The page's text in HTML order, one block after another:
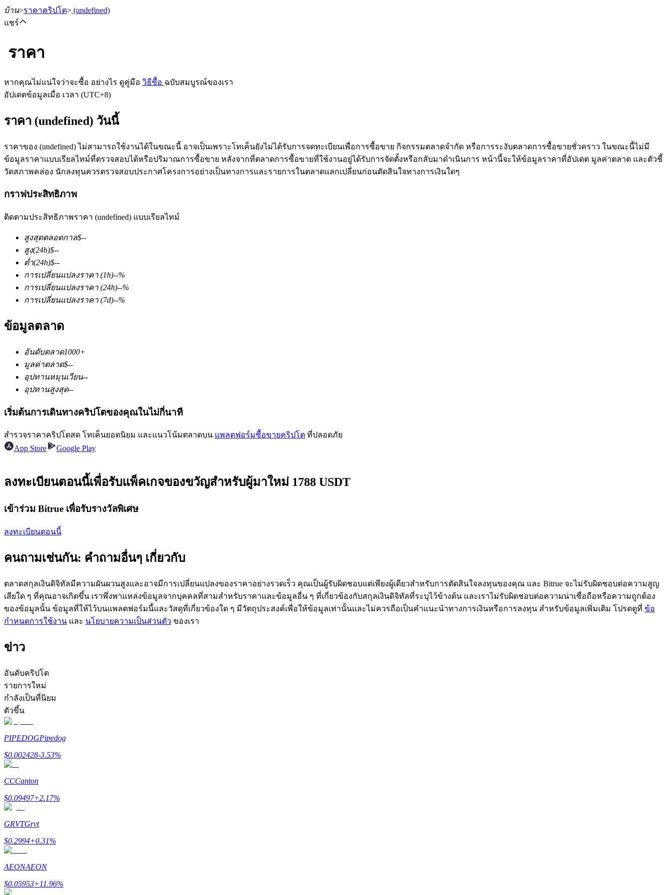
ฟิวเจอร์สสกุลเงินดิจิทัล
TradFi
อนุพันธ์ของหุ้น ฟอเร็กซ์ โลหะมีค่า และสินค้าโภคภัณฑ์
ฟิวเจอร์ส USDC
ฟิวเจอร์สที่ใช้ USDC เป็นหลักประกัน
คัดลอกการซื้อขาย
เป็นเทรดเดอร์คัดลอก
เพลิดเพลินกับการแบ่งปันผลกำไรและค่าคอมมิชชั่นการคัดลอกการซื้อขาย
ข้อมูล
การวิเคราะห์ข้อมูลขนาดใหญ่ รวมถึงข้อมูลการค้า ฯลฯ
บ้าน>ราคาคริปโต> (undefined)
แชร์
ราคา
หากคุณไม่แน่ใจว่าจะซื้อ อย่างไร ดูคู่มือ วิธีซื้อ ฉบับสมบูรณ์ของเรา
อัปเดตข้อมูลเมื่อ เวลา (UTC+8)
ราคา (undefined) วันนี้
ราคาของ (undefined) ไม่สามารถใช้งานได้ในขณะนี้ อาจเป็นเพราะโทเค็นยังไม่ได้รับการจดทะเบียนเพื่อการซื้อขาย กิจกรรมตลาดจำกัด หรือการระงับตลาดการซื้อขายชั่วคราว ในขณะนี้ไม่มี
ข้อมูลราคาแบบเรียลไทม์ที่ตรวจสอบได้หรือปริมาณการซื้อขาย หลังจากที่ตลาดการซื้อขายที่ใช้งานอยู่ได้รับการจัดตั้งหรือกลับมาดำเนินการ หน้านี้จะให้ข้อมูลราคาที่อัปเดต มูลค่าตลาด และตัวชี้
วัดสภาพคล่อง นักลงทุนควรตรวจสอบประกาศโครงการอย่างเป็นทางการและรายการในตลาดแลกเปลี่ยนก่อนตัดสินใจทางการเงินใดๆ
กราฟประสิทธิภาพ
ติดตามประสิทธิภาพราคา (undefined) แบบเรียลไทม์
สูงสุดตลอดกาล$--
สูง(24h)$--
ต่ำ(24h)$--
การเปลี่ยนแปลงราคา (1h)--%
การเปลี่ยนแปลงราคา (24h)--%
การเปลี่ยนแปลงราคา (7d)--%
ข้อมูลตลาด
อันดับตลาด1000+
มูลค่าตลาด$--
อุปทานหมุนเวียน--
อุปทานสูงสุด--
เริ่มต้นการเดินทางคริปโตของคุณในไม่กี่นาที
สำรวจราคาคริปโตสด โทเค็นยอดนิยม และแนวโน้มตลาดบน แพลตฟอร์มซื้อขายคริปโต ที่ปลอดภัย
App Store
Google Play
ลงทะเบียนตอนนี้เพื่อรับแพ็คเกจของขวัญสำหรับผู้มาใหม่ 1788 USDT
เข้าร่วม Bitrue เพื่อรับรางวัลพิเศษ
ลงทะเบียนตอนนี้
คนถามเช่นกัน: คำถามอื่นๆ เกี่ยวกับ
ตลาดสกุลเงินดิจิทัลมีความผันผวนสูงและอาจมีการเปลี่ยนแปลงของราคาอย่างรวดเร็ว คุณเป็นผู้รับผิดชอบแต่เพียงผู้เดียวสำหรับการตัดสินใจลงทุนของคุณ และ Bitrue จะไม่รับผิดชอบต่อความสูญ
เสียใด ๆ ที่คุณอาจเกิดขึ้น เราพึ่งพาแหล่งข้อมูลจากบุคคลที่สามสำหรับราคาและข้อมูลอื่น ๆ ที่เกี่ยวข้องกับสกุลเงินดิจิทัลที่ระบุไว้ข้างต้น และเราไม่รับผิดชอบต่อความน่าเชื่อถือหรือความถูกต้อง
ของข้อมูลนั้น ข้อมูลที่ให้ไว้บนแพลตฟอร์มนี้และวัสดุที่เกี่ยวข้องใด ๆ มีวัตถุประสงค์เพื่อให้ข้อมูลเท่านั้นและไม่ควรถือเป็นคำแนะนำทางการเงินหรือการลงทุน สำหรับข้อมูลเพิ่มเติม โปรดดูที่ ข้อ
กำหนดการใช้งาน และ นโยบายความเป็นส่วนตัว ของเรา
ข่าว
อันดับคริปโต
รายการใหม่
กำลังเป็นที่นิยม
ตัวขึ้น
PIPEDOGPipedog
$0.002428-3.53%
CCCanton
$0.09497+2.17%
GRVTGrvt
$0.2994+0.31%
AEONAEON
$0.05953+11.96%